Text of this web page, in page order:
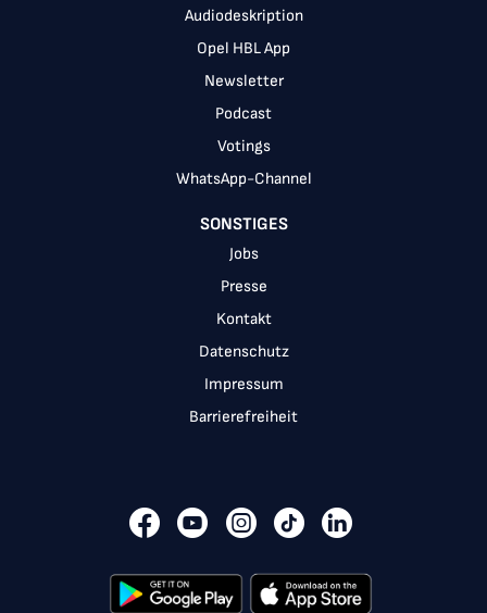
Audiodeskription
Opel HBL App
Newsletter
Podcast
Votings
WhatsApp-Channel
SONSTIGES
Jobs
Presse
Kontakt
Datenschutz
Impressum
Barrierefreiheit